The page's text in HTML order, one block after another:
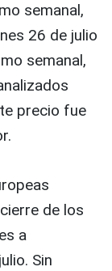
semanal,
26 de julio
semanal,
precio fue
de los
a
Sin